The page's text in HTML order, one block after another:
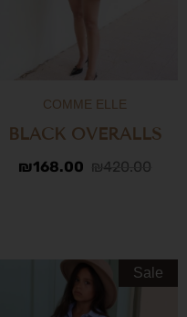
COMME ELLE
BLACK OVERALLS
₪420.00
₪168.00
Sale